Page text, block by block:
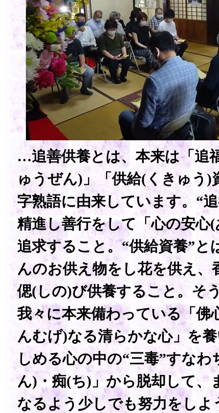
…追善供養とは、本来は「追
ゅうぜん)」「供給(くきゅう)
字熟語に由来しています。“
精進し善行をして「心の安心
追求すること。“供給資養”と
んのお供え物をし花を供え、
偲(しの)び供養すること。そ
我々に本来備わっている「佛
んむげ)なる清らかな心」を
しめる心の中の“三毒”すな
ん)・痴(ち)」から脱却して、
なるよう少しでも努力をしよ